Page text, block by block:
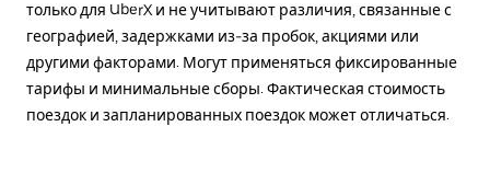
только для UberX и не учитывают различия, связанные с
географией, задержками из-за пробок, акциями или
другими факторами. Могут применяться фиксированные
тарифы и минимальные сборы. Фактическая стоимость
поездок и запланированных поездок может отличаться.